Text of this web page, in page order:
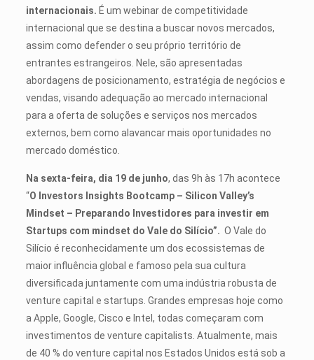
internacionais. É um webinar de competitividade
internacional que se destina a buscar novos mercados,
assim como defender o seu próprio território de
entrantes estrangeiros. Nele, são apresentadas
abordagens de posicionamento, estratégia de negócios e
vendas, visando adequação ao mercado internacional
para a oferta de soluções e serviços nos mercados
externos, bem como alavancar mais oportunidades no
mercado doméstico.
Na sexta-feira, dia 19 de junho, das 9h às 17h acontece
“O Investors Insights Bootcamp – Silicon Valley’s
Mindset – Preparando Investidores para investir em
Startups com mindset do Vale do Silício”. O Vale do
Silício é reconhecidamente um dos ecossistemas de
maior influência global e famoso pela sua cultura
diversificada juntamente com uma indústria robusta de
venture capital e startups. Grandes empresas hoje como
a Apple, Google, Cisco e Intel, todas começaram com
investimentos de venture capitalists. Atualmente, mais
de 40 % do venture capital nos Estados Unidos está sob a